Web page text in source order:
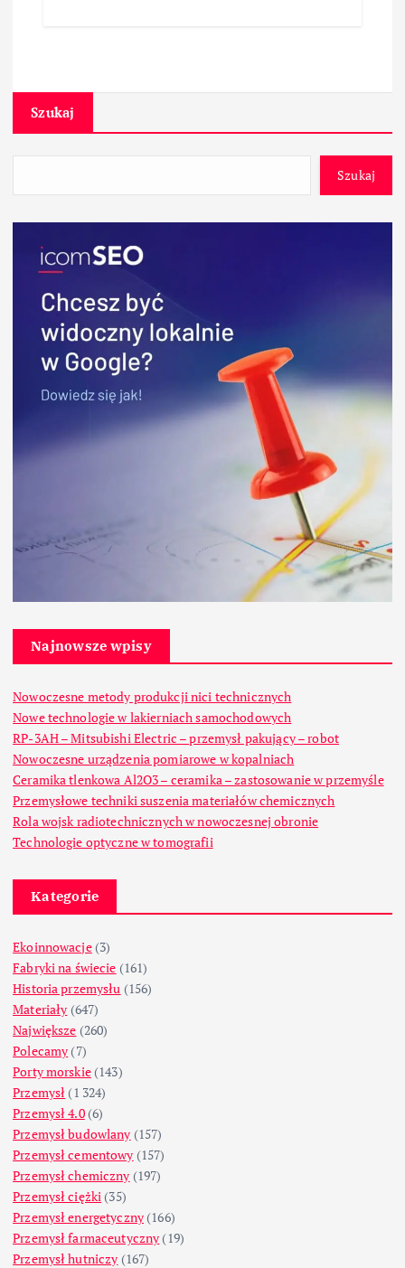
Szukaj
Szukaj
Najnowsze wpisy
Nowoczesne metody produkcji nici technicznych
Nowe technologie w lakierniach samochodowych
RP-3AH – Mitsubishi Electric – przemysł pakujący – robot
Nowoczesne urządzenia pomiarowe w kopalniach
Ceramika tlenkowa Al2O3 – ceramika – zastosowanie w przemyśle
Przemysłowe techniki suszenia materiałów chemicznych
Rola wojsk radiotechnicznych w nowoczesnej obronie
Technologie optyczne w tomografii
Kategorie
Ekoinnowacje(3)
Fabryki na świecie (161)
Historia przemysłu (156)
Materiały (647)
Największe (260)
Polecamy (7)
Porty morskie(143)
Przemysł (1 324)
Przemysł 4.0(6)
Przemysł budowlany (157)
Przemysł cementowy (157)
Przemysł chemiczny (197)
Przemysł ciężki (35)
Przemysł energetyczny (166)
Przemysł farmaceutyczny (19)
Przemysł hutniczy (167)